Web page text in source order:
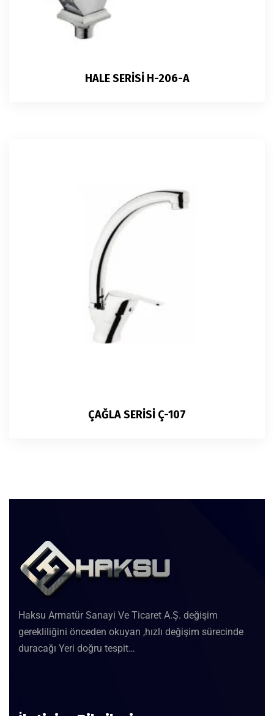
HALE SERİSİ H-206-A
ÇAĞLA SERİSİ Ç-107
Haksu Armatür Sanayi Ve Ticaret A.Ş. değişim
gerekliliğini önceden okuyan ,hızlı değişim sürecinde
duracağı Yeri doğru tespit…